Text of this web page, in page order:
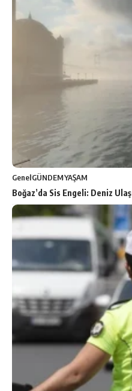
GenelGÜNDEMYAŞAM
Boğaz’da Sis Engeli: Deniz